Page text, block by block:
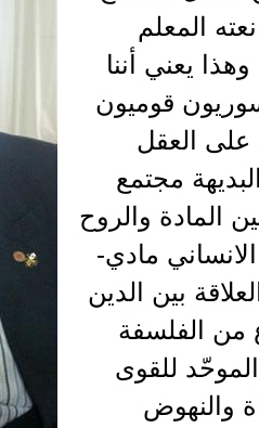
المعلم
يعني أننا
قوميون
على العقل
مجتمع
المادة والروح
مادي-
بين الدين
من الفلسفة
للقوى
والنهوض